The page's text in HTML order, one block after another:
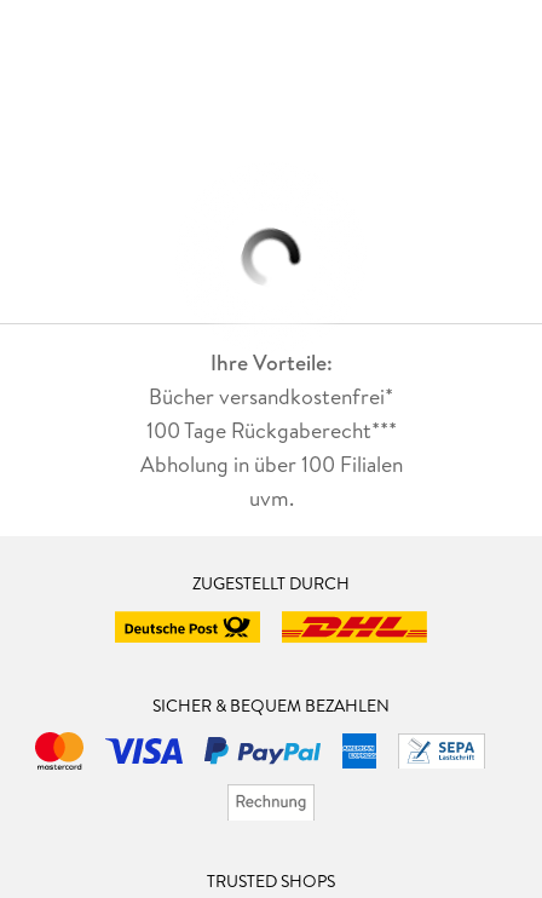
Ihre Vorteile:
Bücher versandkostenfrei*
100 Tage Rückgaberecht***
Abholung in über 100 Filialen
uvm.
ZUGESTELLT DURCH
SICHER & BEQUEM BEZAHLEN
TRUSTED SHOPS